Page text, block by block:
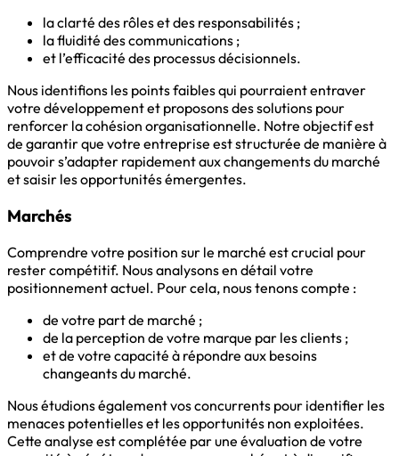
la clarté des rôles et des responsabilités ;
la fluidité des communications ;
et l’efficacité des processus décisionnels.
Nous identifions les points faibles qui pourraient entraver
votre développement et proposons des solutions pour
renforcer la cohésion organisationnelle. Notre objectif est
de garantir que votre entreprise est structurée de manière à
pouvoir s’adapter rapidement aux changements du marché
et saisir les opportunités émergentes.
Marchés
Comprendre votre position sur le marché est crucial pour
rester compétitif. Nous analysons en détail votre
positionnement actuel. Pour cela, nous tenons compte :
de votre part de marché ;
de la perception de votre marque par les clients ;
et de votre capacité à répondre aux besoins
changeants du marché.
Nous étudions également vos concurrents pour identifier les
menaces potentielles et les opportunités non exploitées.
Cette analyse est complétée par une évaluation de votre